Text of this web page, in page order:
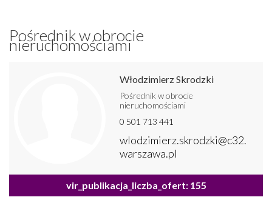
Pośrednik w obrocie
nieruchomościami
Włodzimierz Skrodzki
Pośrednik w obrocie
nieruchomościami
0 501 713 441
wlodzimierz.skrodzki@c32.
warszawa.pl
vir_publikacja_liczba_ofert: 155